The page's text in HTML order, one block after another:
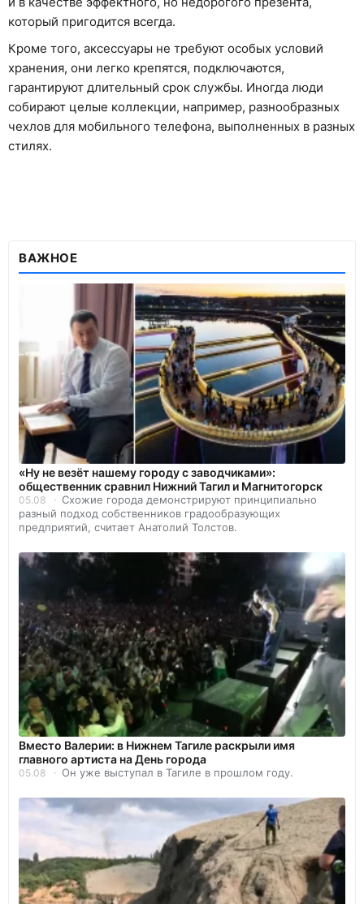
который пригодится всегда.
Кроме того, аксессуары не требуют особых условий
хранения, они легко крепятся, подключаются,
гарантируют длительный срок службы. Иногда люди
собирают целые коллекции, например, разнообразных
чехлов для мобильного телефона, выполненных в разных
стилях.
ВАЖНОЕ
«Ну не везёт нашему городу с заводчиками»:
общественник сравнил Нижний Тагил и Магнитогорск
05.08
Схожие города демонстрируют принципиально
разный подход собственников градообразующих
предприятий, считает Анатолий Толстов.
Вместо Валерии: в Нижнем Тагиле раскрыли имя
главного артиста на День города
05.08 Он уже выступал в Тагиле в прошлом году.